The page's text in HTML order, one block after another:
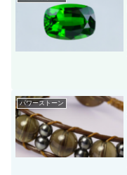
パワーストーン